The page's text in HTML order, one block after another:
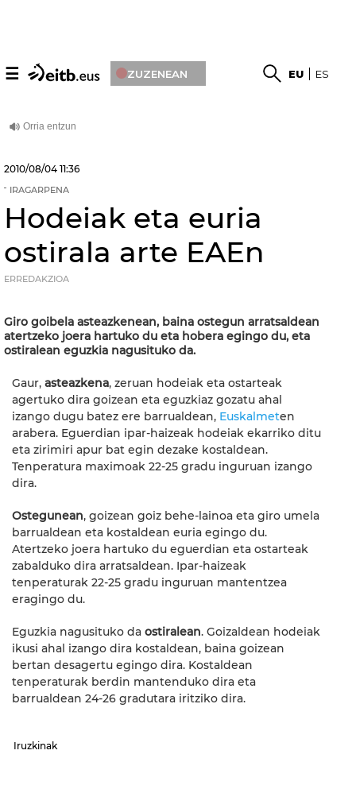
☰ ZUZENEAN EU ES
2010/08/04 11:36
IRAGARPENA
Hodeiak eta euria
ostirala arte EAEn
ERREDAKZIOA
Giro goibela asteazkenean, baina ostegun arratsaldean
atertzeko joera hartuko du eta hobera egingo du, eta
ostiralean eguzkia nagusituko da.
Gaur, asteazkena, zeruan hodeiak eta ostarteak
agertuko dira goizean eta eguzkiaz gozatu ahal
izango dugu batez ere barrualdean, Euskalmeten
arabera. Eguerdian ipar-haizeak hodeiak ekarriko ditu
eta zirimiri apur bat egin dezake kostaldean.
Tenperatura maximoak 22-25 gradu inguruan izango
dira.
Ostegunean, goizean goiz behe-lainoa eta giro umela
barrualdean eta kostaldean euria egingo du.
Atertzeko joera hartuko du eguerdian eta ostarteak
zabalduko dira arratsaldean. Ipar-haizeak
tenperaturak 22-25 gradu inguruan mantentzea
eragingo du.
Eguzkia nagusituko da ostiralean. Goizaldean hodeiak
ikusi ahal izango dira kostaldean, baina goizean
bertan desagertu egingo dira. Kostaldean
tenperaturak berdin mantenduko dira eta
barrualdean 24-26 gradutara iritziko dira.
Iruzkinak